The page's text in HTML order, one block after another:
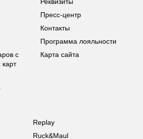
с
Пресс-центр
Контакты
Программа лояльности
Карта сайта
Replay
Ruck&Maul